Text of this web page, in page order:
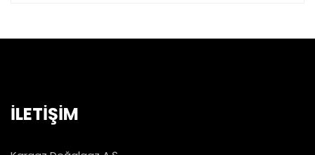
İLETİŞİM